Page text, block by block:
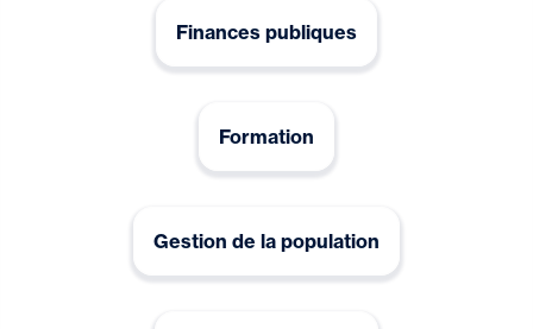
Finances publiques
Formation
Gestion de la population